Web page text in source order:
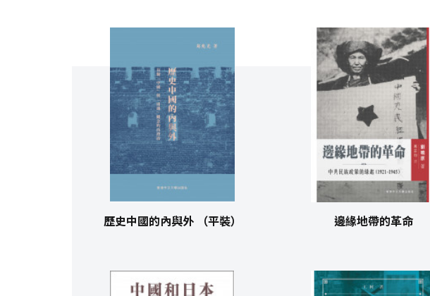
歷史中國的內與外 （平裝） 邊緣地帶的革命